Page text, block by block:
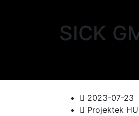
SICK
2023-07-23
Projektek HU